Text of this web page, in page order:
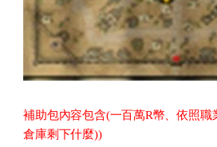
補助包內容包含(一百萬R幣、依照職
倉庫剩下什麼))